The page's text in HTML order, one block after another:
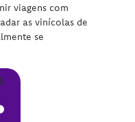
viagens com
as vinícolas de
se